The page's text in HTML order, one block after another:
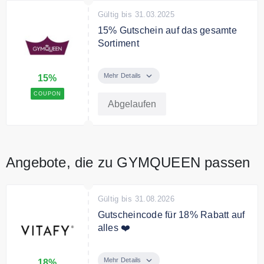
15%
COUPON
Gültig bis 31.03.2025
15% Gutschein auf das gesamte
Sortiment
sparen Sie 15% auf das gesamte
Mehr Details
Abgelaufen
Angebote, die zu GYMQUEEN passen
Gültig bis 31.08.2026
Gutscheincode für 18% Rabatt auf
alles ❤️
Rabatt auf Deine gesamte
Mehr Details